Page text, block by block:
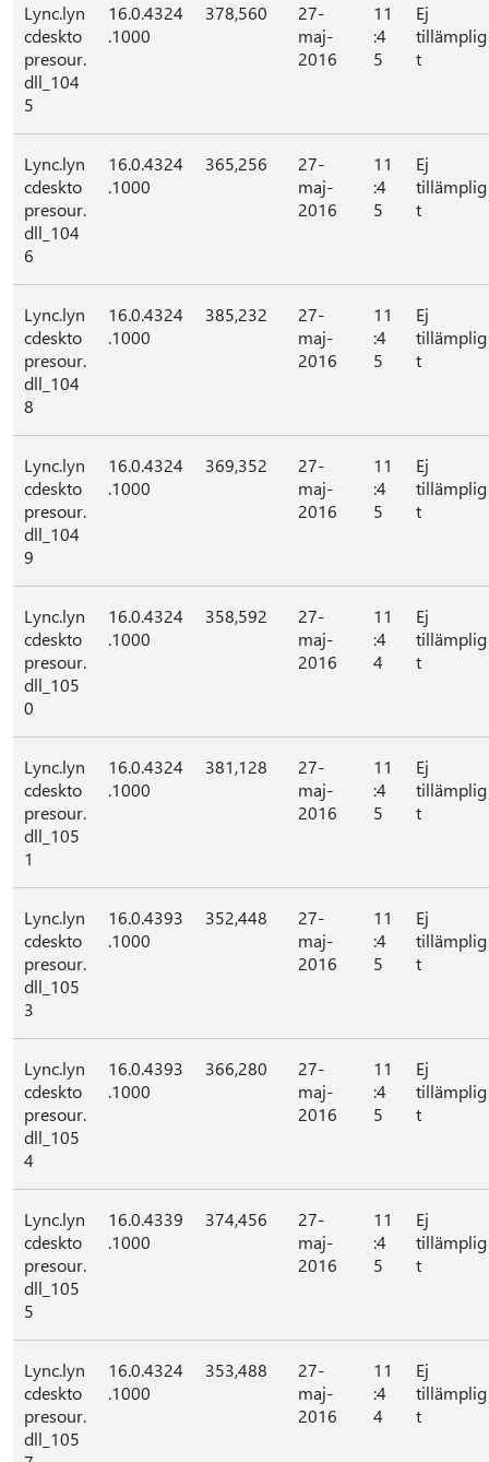
Lync.lyn
cdeskto
presour.
dll_104
5
16.0.4324
.1000
378,560
27-
maj-
2016
11
:4
5
Ej
tillämplig
t
Lync.lyn
cdeskto
presour.
dll_104
6
16.0.4324
.1000
365,256
27-
maj-
2016
11
:4
5
Ej
tillämplig
t
Lync.lyn
cdeskto
presour.
dll_104
8
16.0.4324
.1000
385,232
27-
maj-
2016
11
:4
5
Ej
tillämplig
t
Lync.lyn
cdeskto
presour.
dll_104
9
16.0.4324
.1000
369,352
27-
maj-
2016
11
:4
5
Ej
tillämplig
t
Lync.lyn
cdeskto
presour.
dll_105
0
16.0.4324
.1000
358,592
27-
maj-
2016
11
:4
4
Ej
tillämplig
t
Lync.lyn
cdeskto
presour.
dll_105
1
16.0.4324
.1000
381,128
27-
maj-
2016
11
:4
5
Ej
tillämplig
t
Lync.lyn
cdeskto
presour.
dll_105
3
16.0.4393
.1000
352,448
27-
maj-
2016
11
:4
5
Ej
tillämplig
t
Lync.lyn
cdeskto
presour.
dll_105
4
16.0.4393
.1000
366,280
27-
maj-
2016
11
:4
5
Ej
tillämplig
t
Lync.lyn
cdeskto
presour.
dll_105
5
16.0.4339
.1000
374,456
27-
maj-
2016
11
:4
5
Ej
tillämplig
t
Lync.lyn
cdeskto
presour.
dll_105
16.0.4324
.1000
353,488
27-
maj-
2016
11
:4
4
Ej
tillämplig
t